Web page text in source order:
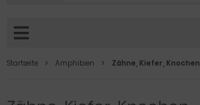
Startseite Amphibien Zähne, Kiefer, Knochen